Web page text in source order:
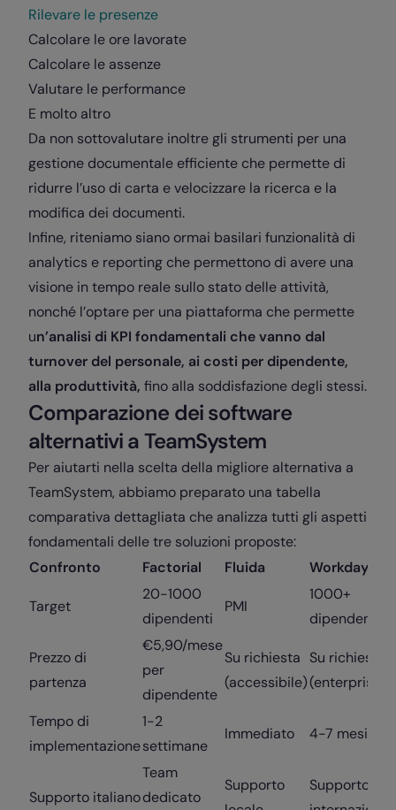
Rilevare le presenze
Calcolare le ore lavorate
Calcolare le assenze
Valutare le performance
E molto altro
Da non sottovalutare inoltre gli strumenti per una
gestione documentale efficiente che permette di
ridurre l’uso di carta e velocizzare la ricerca e la
modifica dei documenti.
Infine, riteniamo siano ormai basilari funzionalità di
analytics e reporting che permettono di avere una
visione in tempo reale sullo stato delle attività,
nonché l’optare per una piattaforma che permette
un’analisi di KPI fondamentali che vanno dal
turnover del personale, ai costi per dipendente,
alla produttività, fino alla soddisfazione degli stessi.
Comparazione dei software
alternativi a TeamSystem
Per aiutarti nella scelta della migliore alternativa a
TeamSystem, abbiamo preparato una tabella
comparativa dettagliata che analizza tutti gli aspetti
fondamentali delle tre soluzioni proposte:
Confronto
Factorial Fluida Workday
Target
20-1000
dipendenti
PMI
1000+
dipendenti
Prezzo di
partenza
€5,90/mese
per
dipendente
Su richiesta
(accessibile)
Su richiesta
(enterprise)
Tempo di
implementazione
1-2
settimane
Immediato 4-7 mesi
Supporto italiano
Team
dedicato
Supporto
Supporto